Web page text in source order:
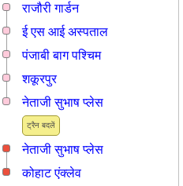
राजौरी गार्डन
ई एस आई अस्पताल
पंजाबी बाग पश्चिम
शकूरपुर
ट्रैन बदलें
नेताजी सुभाष प्लेस
नेताजी सुभाष प्लेस
कोहाट एंक्लेव